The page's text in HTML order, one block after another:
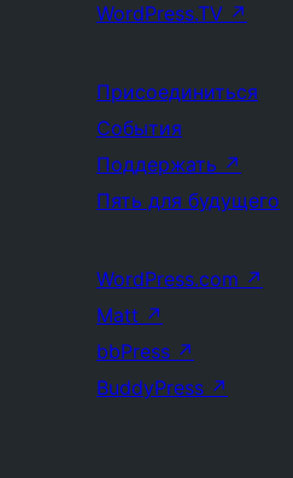
WordPress.TV ↗
Присоединиться
События
Поддержать ↗
Пять для будущего
WordPress.com ↗
Matt ↗
bbPress ↗
BuddyPress ↗